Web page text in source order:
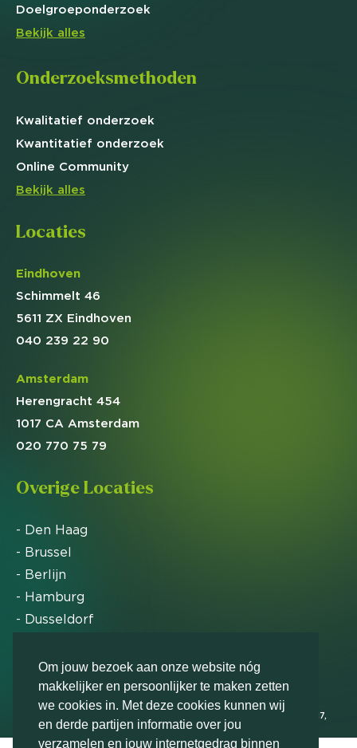
Om jouw bezoek aan onze website nóg
makkelijker en persoonlijker te maken zetten
we cookies in. Met deze cookies kunnen wij
en derde partijen informatie over jou
verzamelen en jouw internetgedrag binnen
Doelgroeponderzoek
Bekijk alles
Onderzoeksmethoden
Kwalitatief onderzoek
Kwantitatief onderzoek
Online Community
Bekijk alles
Locaties
Eindhoven
Schimmelt 46
5611 ZX Eindhoven
040 239 22 90
Amsterdam
Herengracht 454
1017 CA Amsterdam
020 770 75 79
Overige Locaties
- Den Haag
- Brussel
- Berlijn
- Hamburg
- Dusseldorf
Markteffect is door het Financieele Dagblad
uitgeroepen tot FD Gazelle in 2012, 2015, 2016, 2017,
2018, 2019, 2020, 2021, 2022, 2023, 2024 en 2025